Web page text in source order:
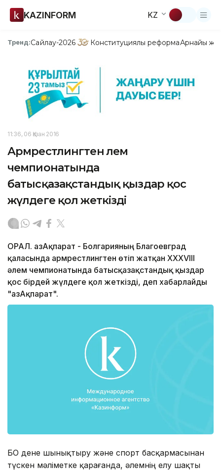
KAZINFORM KZ
Тренд:Сайлау-2026 Конституциялық реформаАрнайы
11:36, 06 Қазан 2016
Армрестлингтен әлем
чемпионатында
батысқазақстандық қыздар қос
жүлдеге қол жеткізді
ОРАЛ. ҚазАқпарат - Болгарияның Благоевград
қаласында армрестлингтен өтіп жатқан ХХХVІІІ
әлем чемпионатында батысқазақстандық қыздар
қос бірдей жүлдеге қол жеткізді, деп хабарлайды
"ҚазАқпарат".
БҚО дене шынықтыру және спорт басқармасынан
түскен мәліметке қарағанда, әлемнің елу шақты